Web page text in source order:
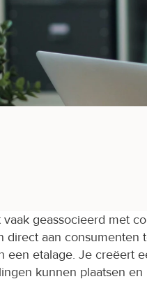
vaak geassocieerd met
direct aan
een etalage. Je creëert
kunnen plaatsen